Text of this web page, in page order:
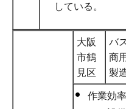
している。
大阪
市鶴
見区
バ
商
製
作業効